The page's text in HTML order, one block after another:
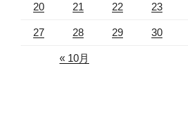
20 21 22 23
27 28 29 30
« 10月